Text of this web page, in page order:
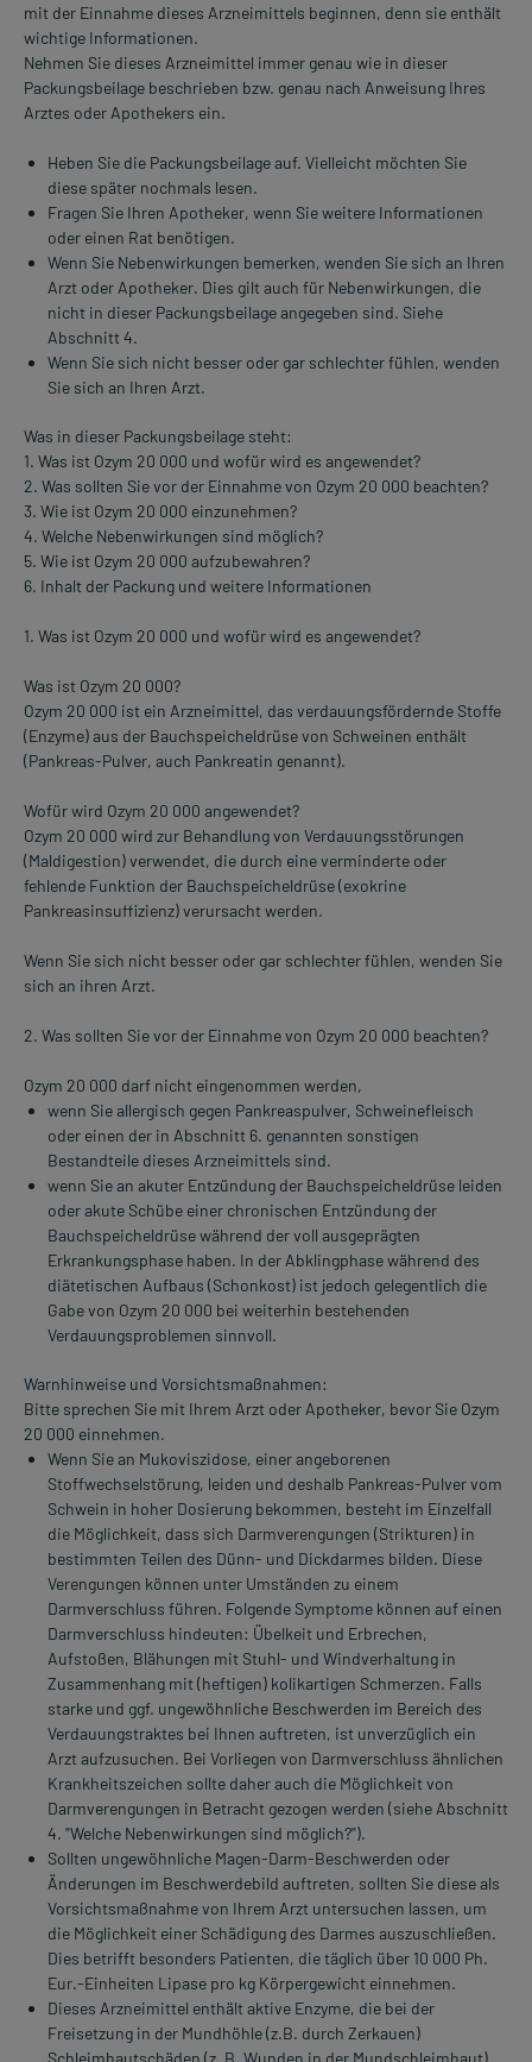
mit der Einnahme dieses Arzneimittels beginnen, denn sie enthält
wichtige Informationen.
Nehmen Sie dieses Arzneimittel immer genau wie in dieser
Packungsbeilage beschrieben bzw. genau nach Anweisung Ihres
Arztes oder Apothekers ein.
Heben Sie die Packungsbeilage auf. Vielleicht möchten Sie
diese später nochmals lesen.
Fragen Sie Ihren Apotheker, wenn Sie weitere Informationen
oder einen Rat benötigen.
Wenn Sie Nebenwirkungen bemerken, wenden Sie sich an Ihren
Arzt oder Apotheker. Dies gilt auch für Nebenwirkungen, die
nicht in dieser Packungsbeilage angegeben sind. Siehe
Abschnitt 4.
Wenn Sie sich nicht besser oder gar schlechter fühlen, wenden
Sie sich an Ihren Arzt.
Was in dieser Packungsbeilage steht:
1. Was ist Ozym 20 000 und wofür wird es angewendet?
2. Was sollten Sie vor der Einnahme von Ozym 20 000 beachten?
3. Wie ist Ozym 20 000 einzunehmen?
4. Welche Nebenwirkungen sind möglich?
5. Wie ist Ozym 20 000 aufzubewahren?
6. Inhalt der Packung und weitere Informationen
1. Was ist Ozym 20 000 und wofür wird es angewendet?
Was ist Ozym 20 000?
Ozym 20 000 ist ein Arzneimittel, das verdauungsfördernde Stoffe
(Enzyme) aus der Bauchspeicheldrüse von Schweinen enthält
(Pankreas-Pulver, auch Pankreatin genannt).
Wofür wird Ozym 20 000 angewendet?
Ozym 20 000 wird zur Behandlung von Verdauungsstörungen
(Maldigestion) verwendet, die durch eine verminderte oder
fehlende Funktion der Bauchspeicheldrüse (exokrine
Pankreasinsuffizienz) verursacht werden.
Wenn Sie sich nicht besser oder gar schlechter fühlen, wenden Sie
sich an ihren Arzt.
2. Was sollten Sie vor der Einnahme von Ozym 20 000 beachten?
Ozym 20 000 darf nicht eingenommen werden,
wenn Sie allergisch gegen Pankreaspulver, Schweinefleisch
oder einen der in Abschnitt 6. genannten sonstigen
Bestandteile dieses Arzneimittels sind.
wenn Sie an akuter Entzündung der Bauchspeicheldrüse leiden
oder akute Schübe einer chronischen Entzündung der
Bauchspeicheldrüse während der voll ausgeprägten
Erkrankungsphase haben. In der Abklingphase während des
diätetischen Aufbaus (Schonkost) ist jedoch gelegentlich die
Gabe von Ozym 20 000 bei weiterhin bestehenden
Verdauungsproblemen sinnvoll.
Warnhinweise und Vorsichtsmaßnahmen:
Bitte sprechen Sie mit Ihrem Arzt oder Apotheker, bevor Sie Ozym
20 000 einnehmen.
Wenn Sie an Mukoviszidose, einer angeborenen
Stoffwechselstörung, leiden und deshalb Pankreas-Pulver vom
Schwein in hoher Dosierung bekommen, besteht im Einzelfall
die Möglichkeit, dass sich Darmverengungen (Strikturen) in
bestimmten Teilen des Dünn- und Dickdarmes bilden. Diese
Verengungen können unter Umständen zu einem
Darmverschluss führen. Folgende Symptome können auf einen
Darmverschluss hindeuten: Übelkeit und Erbrechen,
Aufstoßen, Blähungen mit Stuhl- und Windverhaltung in
Zusammenhang mit (heftigen) kolikartigen Schmerzen. Falls
starke und ggf. ungewöhnliche Beschwerden im Bereich des
Verdauungstraktes bei Ihnen auftreten, ist unverzüglich ein
Arzt aufzusuchen. Bei Vorliegen von Darmverschluss ähnlichen
Krankheitszeichen sollte daher auch die Möglichkeit von
Darmverengungen in Betracht gezogen werden (siehe Abschnitt
4. "Welche Nebenwirkungen sind möglich?").
Sollten ungewöhnliche Magen-Darm-Beschwerden oder
Änderungen im Beschwerdebild auftreten, sollten Sie diese als
Vorsichtsmaßnahme von Ihrem Arzt untersuchen lassen, um
die Möglichkeit einer Schädigung des Darmes auszuschließen.
Dies betrifft besonders Patienten, die täglich über 10 000 Ph.
Eur.-Einheiten Lipase pro kg Körpergewicht einnehmen.
Dieses Arzneimittel enthält aktive Enzyme, die bei der
Freisetzung in der Mundhöhle (z.B. durch Zerkauen)
Schleimhautschäden (z. B. Wunden in der Mundschleimhaut)